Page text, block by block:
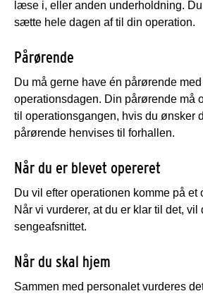
læse i, eller anden underholdning.
sætte hele dagen af til din operation.
Pårørende
Du må gerne have én pårørende
operationsdagen. Din pårørende må
til operationsgangen, hvis du ønsker
pårørende henvises til forhallen.
Når du er blevet opereret
Du vil efter operationen komme på et
Når vi vurderer, at du er klar til det, vil
sengeafsnittet.
Når du skal hjem
Sammen med personalet vurderes